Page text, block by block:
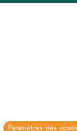
Paramètres des